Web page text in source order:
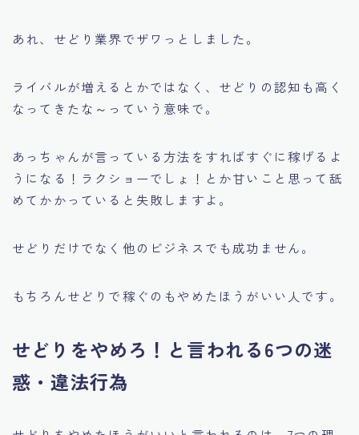
あれ、せどり業界でザワっとしました。
ライバルが増えるとかではなく、せどりの認知も高く
なってきたな～っていう意味で。
あっちゃんが言っている方法をすればすぐに稼げるよ
うになる！ラクショーでしょ！ とか甘いこと思って舐
めてかかっていると失敗しますよ。
せどりだけでなく他のビジネスでも成功ません。
もちろんせどりで稼ぐのもやめたほうがいい人です。
せどりをやめろ！と言われる6つの迷
惑・違法行為